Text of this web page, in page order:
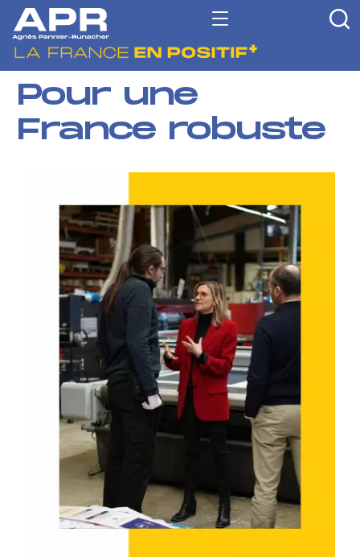
Pour une
France robuste